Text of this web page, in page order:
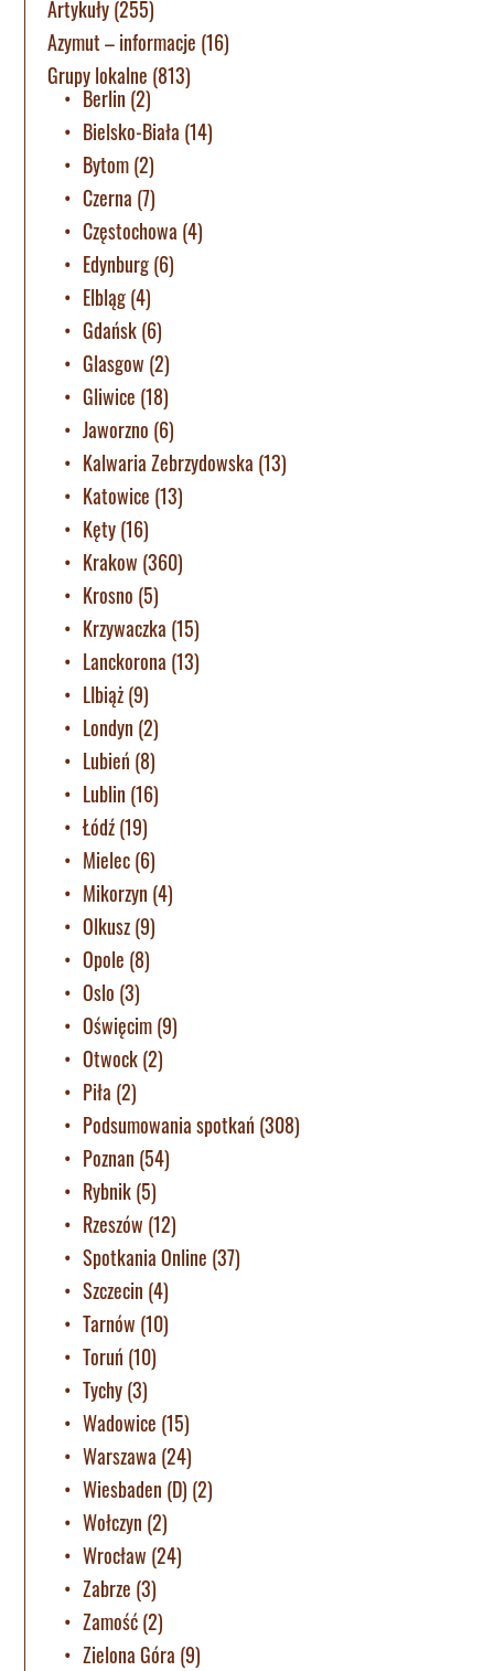
Artykuły(255)
Azymut – informacje (16)
Grupy lokalne (813)
Berlin (2)
Bielsko-Biała (14)
Bytom(2)
Czerna (7)
Częstochowa (4)
Edynburg(6)
Elbląg(4)
Gdańsk(6)
Glasgow (2)
Gliwice (18)
Jaworzno (6)
Kalwaria Zebrzydowska (13)
Katowice (13)
Kęty(16)
Krakow (360)
Krosno (5)
Krzywaczka (15)
Lanckorona (13)
LIbiąż(9)
Londyn (2)
Lubień (8)
Lublin (16)
Łódź(19)
Mielec(6)
Mikorzyn (4)
Olkusz(9)
Opole (8)
Oslo (3)
Oświęcim(9)
Otwock(2)
Piła (2)
Podsumowania spotkań (308)
Poznan (54)
Rybnik(5)
Rzeszów (12)
Spotkania Online (37)
Szczecin (4)
Tarnów (10)
Toruń (10)
Tychy(3)
Wadowice (15)
Warszawa (24)
Wiesbaden (D) (2)
Wołczyn (2)
Wrocław (24)
Zabrze (3)
Zamość(2)
Zielona Góra (9)